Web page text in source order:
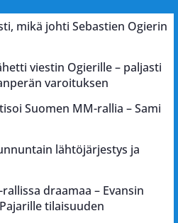
mikä johti Sebastien Ogierin
viestin Ogierille – paljasti
varoituksen
Suomen MM-rallia – Sami
lähtöjärjestys ja
draamaa – Evansin
tilaisuuden